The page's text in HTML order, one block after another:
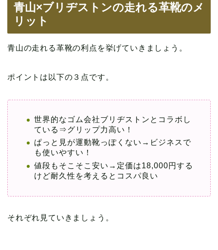
青山×ブリヂストンの走れる革靴のメ
リット
青山の走れる革靴の利点を挙げていきましょう。
ポイントは以下の３点です。
世界的なゴム会社ブリヂストンとコラボし
ている⇒グリップ力高い！
ぱっと見が運動靴っぽくない→ビジネスで
も使いやすい！
値段もそこそこ安い→定価は18,000円する
けど耐久性を考えるとコスパ良い
それぞれ見ていきましょう。